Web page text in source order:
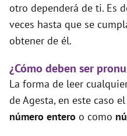
otro dependerá de ti. Es
veces hasta que se
obtener de él.
¿Cómo deben ser
La forma de leer
de Agesta, en este caso
número entero o como